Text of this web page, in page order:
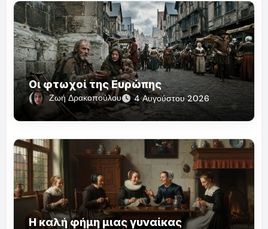
Οι φτωχοί της Ευρώπης
Ζωή Δρακοπούλου 4 Αυγούστου 2026
Η καλή φήμη μιας γυναίκας